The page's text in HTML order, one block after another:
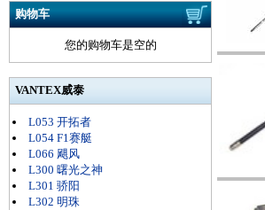
购物车
您的购物车是空的
VANTEX威泰
L053 开拓者
L054 F1赛艇
L066 飓风
L300 曙光之神
L301 骄阳
L302 明珠